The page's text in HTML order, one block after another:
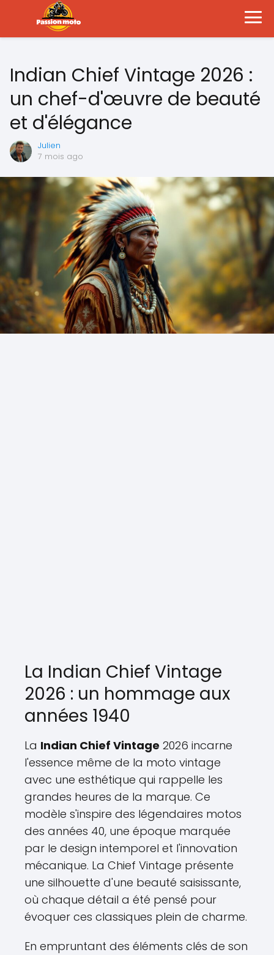
Indian Chief Vintage 2026 :
un chef-d'œuvre de beauté
et d'élégance
Julien
7 mois ago
La Indian Chief Vintage
2026 : un hommage aux
années 1940
La Indian Chief Vintage 2026 incarne
l'essence même de la moto vintage
avec une esthétique qui rappelle les
grandes heures de la marque. Ce
modèle s'inspire des légendaires motos
des années 40, une époque marquée
par le design intemporel et l'innovation
mécanique. La Chief Vintage présente
une silhouette d'une beauté saisissante,
où chaque détail a été pensé pour
évoquer ces classiques plein de charme.
En empruntant des éléments clés de son